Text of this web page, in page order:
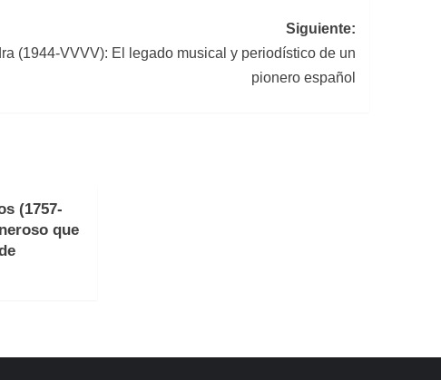
Siguiente:
(1944-VVVV): El legado musical y periodístico de un
pionero español
(1757-
que